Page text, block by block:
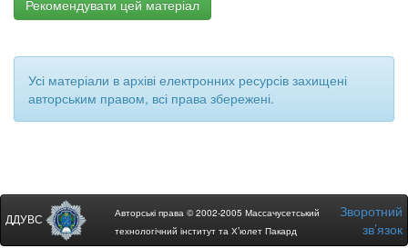
Рекомендувати цей матеріал
Усі матеріали в архіві електронних ресурсів захищені
авторським правом, всі права збережені.
ДДУВС
Авторські права © 2002-2005 Массачусетський
технологічний інститут та Х’юлет Пакард
Зворотний
зв’язок